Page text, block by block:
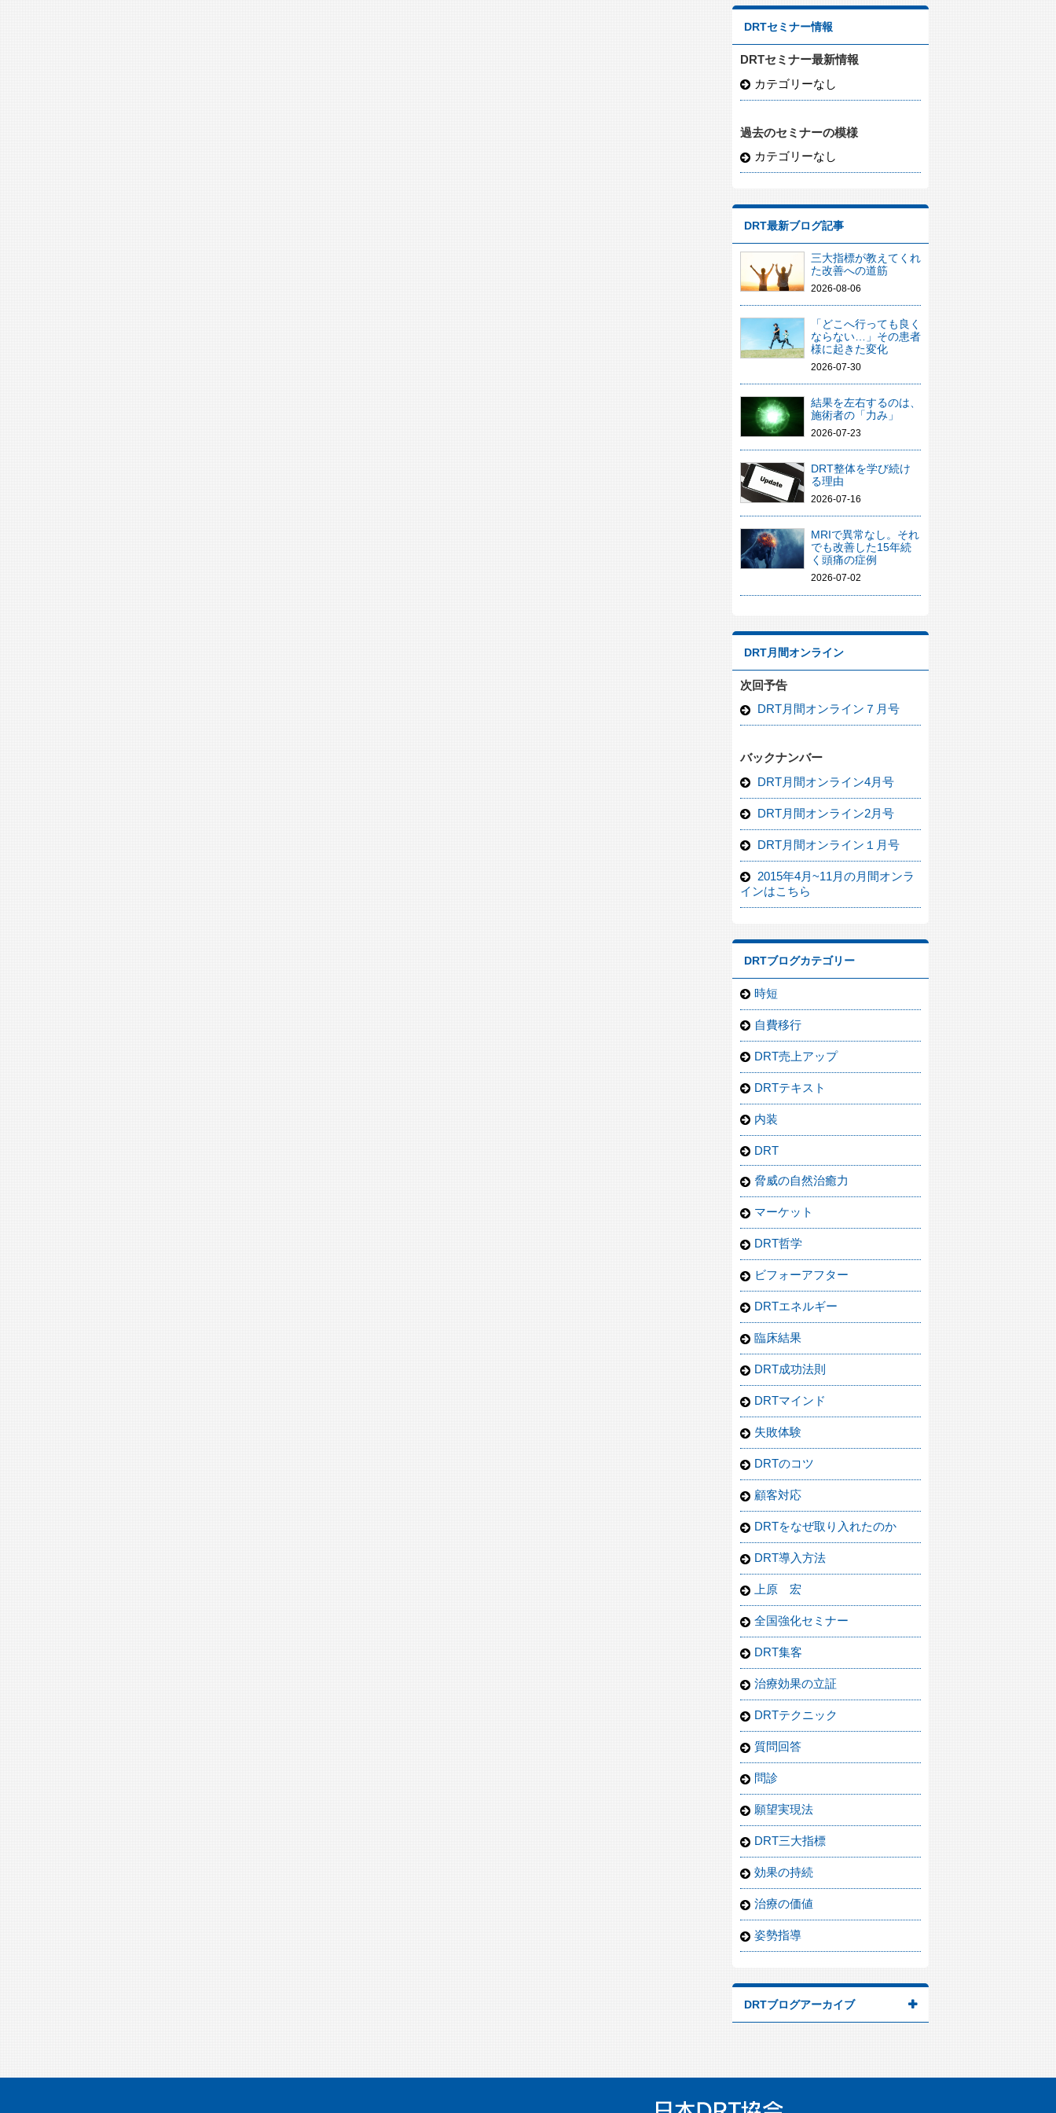
DRTセミナー情報
DRTセミナー最新情報
カテゴリーなし
過去のセミナーの模様
カテゴリーなし
DRT最新ブログ記事
三大指標が教えてくれ
た改善への道筋
2026-08-06
「どこへ行っても良く
ならない…」その患者
様に起きた変化
2026-07-30
結果を左右するのは、
施術者の「力み」
2026-07-23
DRT整体を学び続け
る理由
2026-07-16
MRIで異常なし。それ
でも改善した15年続
く頭痛の症例
2026-07-02
DRT月間オンライン
次回予告
DRT月間オンライン７月号
バックナンバー
DRT月間オンライン4月号
DRT月間オンライン2月号
DRT月間オンライン１月号
2015年4月~11月の月間オンラ
インはこちら
DRTブログカテゴリー
時短
自費移行
DRT売上アップ
DRTテキスト
内装
DRT
脅威の自然治癒力
マーケット
DRT哲学
ビフォーアフター
DRTエネルギー
臨床結果
DRT成功法則
DRTマインド
失敗体験
DRTのコツ
顧客対応
DRTをなぜ取り入れたのか
DRT導入方法
上原 宏
全国強化セミナー
DRT集客
治療効果の立証
DRTテクニック
質問回答
問診
願望実現法
DRT三大指標
効果の持続
治療の価値
姿勢指導
DRTブログアーカイブ